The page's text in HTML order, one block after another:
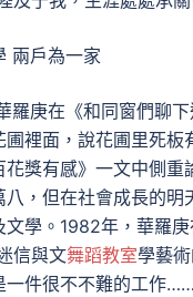
兩戶為一家
羅庚在《和同窗們聊
圃裡面，說花圃里死
花獎有感》一文中側
，但在社會成長的明
文學。1982年，華羅
信與文舞蹈教室學藝
一件很不不難的工作